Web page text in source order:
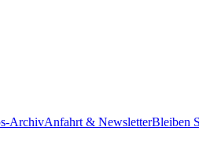
ArchivAnfahrt & NewsletterBleiben